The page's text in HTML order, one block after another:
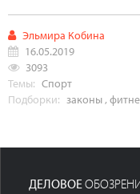
Эльмира Кобина
16.05.2019
3093
Темы: Спорт
Подборки: законы ,
ДЕЛОВОЕ